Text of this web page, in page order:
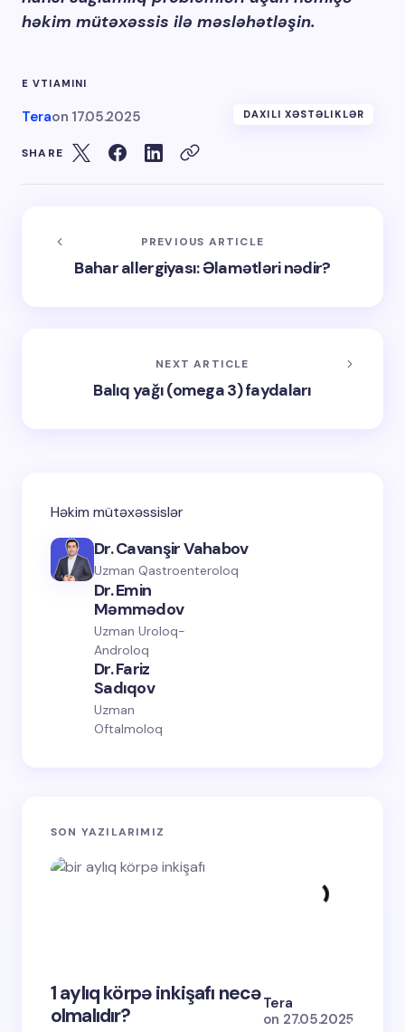
həkim mütəxəssis ilə məsləhətləşin.
E VTIAMINI
Teraon 17.05.2025 DAXILI XƏSTƏLIKLƏR
SHARE
PREVIOUS ARTICLE
Bahar allergiyası: Əlamətləri nədir?
NEXT ARTICLE
Balıq yağı (omega 3) faydaları
Həkim mütəxəssislər
Dr. Cavanşir Vahabov
Uzman Qastroenteroloq
Dr. Emin
Məmmədov
Uzman Uroloq-
Androloq
Dr. Fariz
Sadıqov
Uzman
Oftalmoloq
SON YAZILARIMIZ
1 aylıq körpə inkişafı necə
olmalıdır?
Tera
on 27.05.2025